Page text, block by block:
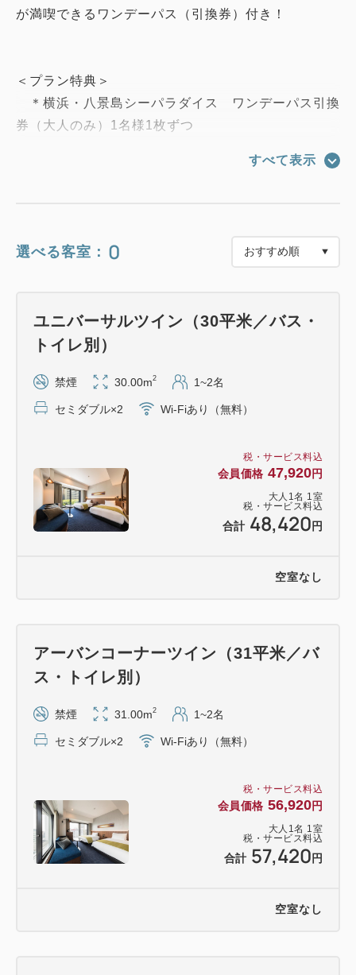
が満喫できるワンデーパス（引換券）付き！
＜プラン特典＞
＊横浜・八景島シーパラダイス ワンデーパス引換
券（大人のみ）1名様1枚ずつ
ファンタジー・ふれあいラグーン・うみファーム）の
クアウト日まで」です。
・横浜・八景島シーパラダイスは休館日がございま
・引換券をフロントにてお渡しいたしますので、現
地で入場券への交換をお願いします。
・中学生以下のお子様の入場券は当日横浜・八景島
シーパラダイスでご購入ください。
・本引換券の払い戻しや再発行はいたしません。
電車：約50～60分
・JR川崎駅から
JR川崎駅～新杉田駅（JR京浜東北線）約31分
新杉田駅～八景島駅）横浜シーサイドライン）約
19分
京急川崎駅～金沢八景駅（京浜急行）約27分
金沢八景駅～八景島駅（横浜シーサイドライン）
約8分
すべて表示
選べる客室： 0
税・サービス料込
会員価格 47,920円
大人 1 名 1 室
税・サービス料込
合計 48,420 円
ユニバーサルツイン（30平米／バス・
トイレ別）
禁煙 30.00m2 1~2名
セミダブル×2 Wi-Fiあり（無料）
空室なし
税・サービス料込
会員価格 56,920円
大人 1 名 1 室
税・サービス料込
合計 57,420 円
アーバンコーナーツイン（31平米／バ
ス・トイレ別）
禁煙 31.00m2 1~2名
セミダブル×2 Wi-Fiあり（無料）
空室なし